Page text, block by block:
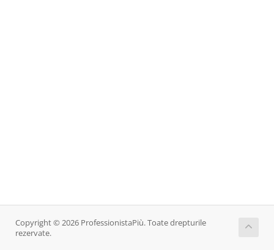
Copyright © 2026 ProfessionistaPiù. Toate drepturile
rezervate.